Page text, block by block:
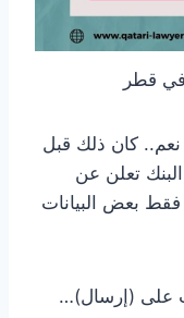
في قطر
كان ذلك قبل
تعلن عن
بعض البيانات
على (إرسال)…